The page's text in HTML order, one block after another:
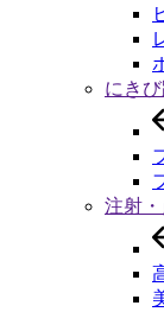
にき
注射